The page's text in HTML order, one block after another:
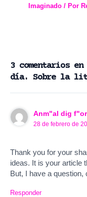
Imaginado / Por
3 comentarios
día. Sobre la
Anm"al dig f"or
28 de febrero de
Thank you for your
ideas. It is your article
But, I have a question,
Responder